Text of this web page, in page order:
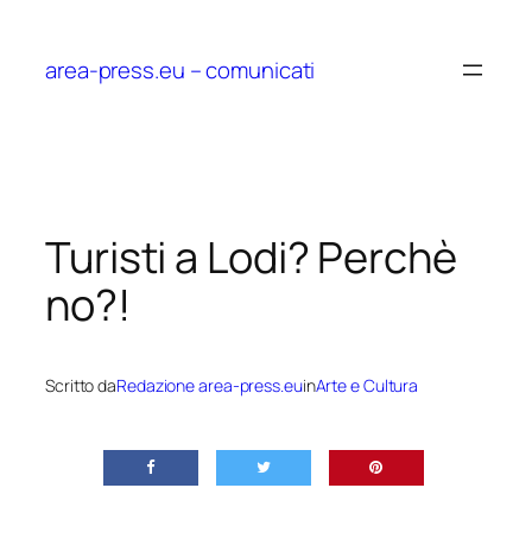
contenuto
area-press.eu – comunicati
Turisti a Lodi? Perchè
no?!
Scritto daRedazione area-press.euinArte e Cultura